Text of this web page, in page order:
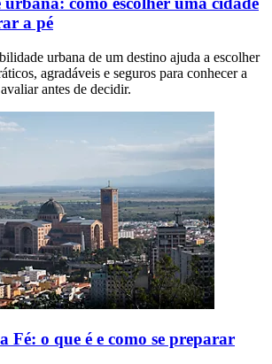
a pé
urbana de um destino ajuda a escolher
agradáveis e seguros para conhecer a
antes de decidir.
Fé: o que é e como se preparar